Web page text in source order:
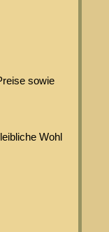
sowie
Wohl